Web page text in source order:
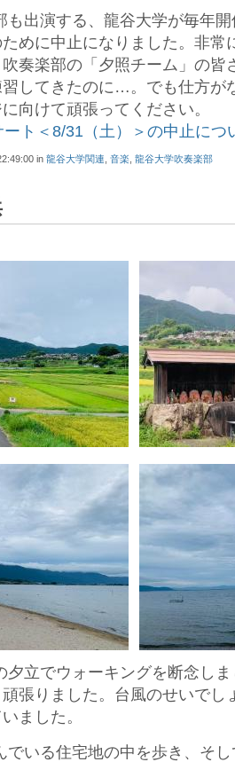
も出演する、龍谷大学が毎年
めに中止になりました。非常
奏楽部の「夕照チーム」の皆
習してきたのに…。でも仕方が
向けて頑張ってください。
ト＜8/31（土）＞の中止につ
in 龍谷大学関連 音楽 龍谷大学吹奏楽部
夕立でウォーキングを断念し
張りました。台風のせいでし
ました。
でいる住宅地の中を歩き、そ